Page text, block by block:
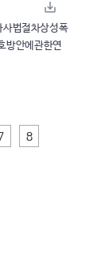
법절차상성폭
방안에관한연
8